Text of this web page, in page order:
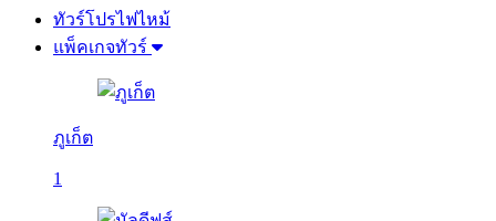
ทัวร์โปรไฟไหม้
แพ็คเกจทัวร์
ภูเก็ต
1